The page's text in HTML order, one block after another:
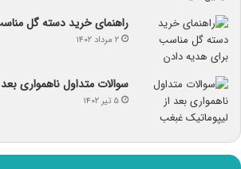
راهنمای خرید دسته گل
۲ مرداد ۱۴۰۲
سوالات متداول ناهمواری
۵ تیر ۱۴۰۲